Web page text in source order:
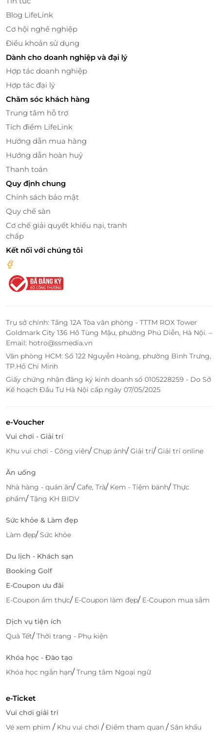
thư giãn toàn diện. Xông chân thảo mộc là một
phương pháp dưỡng sinh cổ truyền, giúp làm ấm cơ
thể, giảm căng thẳng, tăng cường lưu thông khí
huyết và thải độc hiệu quả. Các thảo mộc thiên
nhiên có tác dụng thư giãn, khử trùng và chăm sóc
giải tỏa mọi lo âu, mệt mỏi.
Không Gian Thư Giãn Tự Nhiên
Không gian tại Thảo Mộc Delight Dưỡng Sinh được
thiết kế với ánh sáng dịu nhẹ, âm nhạc thư giãn, và
hương thơm từ các loại thảo mộc, khách hàng sẽ
bình, hoàn toàn tách biệt khỏi sự ồn ào, bận rộn của
bình an trong tâm hồn. Cùng đội ngũ nhân viên là
những chuyên gia có tay nghề cao, được đào tạo bài
bản về các liệu pháp dưỡng sinh và massage trị liệu,
Thảo Mộc Delight Dưỡng Sinh cam kết mang đến
cho khách hàng những dịch vụ chất lượng và hiệu
quả nhất.
Đặt Lịch Thảo Mộc Delight Dưỡng Sinh
Qua LifeLink: Giá Ưu Đãi, Tiện Lợi
Tiện Lợi và Nhanh Chóng
Việc đặt lịch qua
gian và công sức, vì chỉ với vài thao tác đơn giản trên
điện thoại hoặc máy tính, bạn đã có thể lên lịch hẹn
chóng và dễ dàng. Bạn có thể lựa chọn dịch vụ yêu
thích, chọn thời gian phù hợp với mình và hoàn tất
việc đặt lịch chỉ trong vài phút.
Ưu Đãi Đặc Biệt Khi Đặt Qua LifeLink
Mộc Delight Dưỡng Sinh. Bạn sẽ được hưởng mức
giá ưu đãi đặc biệt, giúp tiết kiệm chi phí mà vẫn có
thể tận hưởng các liệu trình dưỡng sinh chất lượng
Blog LifeLink
Cơ hội nghề nghiệp
Điều khoản sử dụng
Dành cho doanh nghiệp và đại lý
Hợp tác doanh nghiệp
Hợp tác đại lý
Chăm sóc khách hàng
Trung tâm hỗ trợ
Tích điểm LifeLink
Hướng dẫn mua hàng
Hướng dẫn hoàn huỷ
Thanh toán
Quy định chung
Chính sách bảo mật
Quy chế sàn
Cơ chế giải quyết khiếu nại, tranh
chấp
Kết nối với chúng tôi
Trụ sở chính: Tầng 12A Tòa văn phòng - TTTM ROX Tower
Goldmark City 136 Hồ Tùng Mậu, phường Phú Diễn, Hà Nội. –
Email: hotro@ssmedia.vn
Văn phòng HCM: Số 122 Nguyễn Hoàng, phường Bình Trưng,
TP.Hồ Chí Minh
Giấy chứng nhận đăng ký kinh doanh số 0105228259 - Do Sở
Kế hoạch Đầu Tư Hà Nội cấp ngày 07/05/2025
e-Voucher
Vui chơi - Giải trí
Khu vui chơi - Công viên/Chụp ảnh/Giải trí/Giải trí online
Ăn uống
Nhà hàng - quán ăn/Cafe, Trà/ Kem - Tiệm bánh/Thực
phẩm/Tặng KH BIDV
Sức khỏe & Làm đẹp
Làm đẹp/Sức khỏe
Du lịch - Khách sạn
Booking Golf
E-Coupon ưu đãi
E-Coupon ẩm thực/ E-Coupon làm đẹp/ E-Coupon mua sắm
Dịch vụ tiện ích
Quà Tết/Thời trang - Phụ kiện
Khóa học - Đào tạo
Khóa học ngắn hạn/Trung tâm Ngoại ngữ
e-Ticket
Vui chơi giải trí
Vé xem phim / Khu vui chơi /Điểm tham quan /Sân khấu